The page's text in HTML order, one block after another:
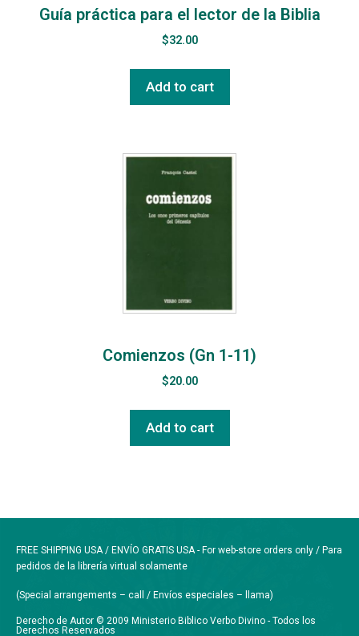
Guía práctica para el lector de la Biblia
$32.00
Add to cart
Comienzos (Gn 1-11)
$20.00
Add to cart
FREE SHIPPING USA / ENVÍO GRATIS USA - For web-store orders only / Para
pedidos de la librería virtual solamente
(Special arrangements – call / Envíos especiales – llama)
Derecho de Autor © 2009 Ministerio Biblico Verbo Divino - Todos los
Derechos Reservados